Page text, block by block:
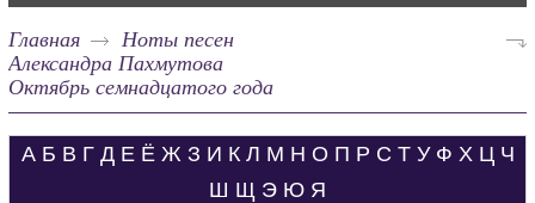
Главная
Ноты песен
Александра Пахмутова
Октябрь семнадцатого года
А Б В Г Д Е Ё Ж З И К Л М Н О П Р С Т У Ф Х Ц Ч
Ш Щ Э Ю Я